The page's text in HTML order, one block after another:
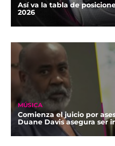
Así va la tabla de
2026
MÚSICA
Comienza el juicio por
Duane Davis asegura ser